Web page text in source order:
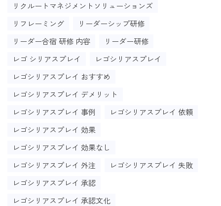
リクルートマネジメントソリューションズ
リフレーミング
リーダーシップ研修
リーダー合宿 研修 内容
リーダー研修
レゴ シリアスプレイ
レゴシリアスプレイ
レゴシリアスプレイ おすすめ
レゴシリアスプレイ デメリット
レゴシリアスプレイ 事例
レゴシリアスプレイ 依頼
レゴシリアスプレイ 効果
レゴシリアスプレイ 効果なし
レゴシリアスプレイ 外注
レゴシリアスプレイ 失敗
レゴシリアスプレイ 承認
レゴシリアスプレイ 承認文化